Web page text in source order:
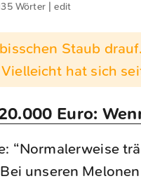
Wörter |edit
Staub
Vielleicht hat sich
Euro:
“Normalerweise
unseren